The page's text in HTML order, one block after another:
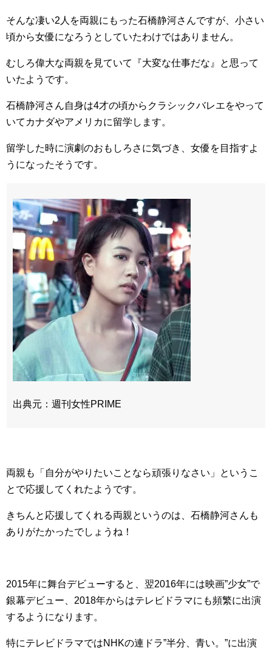
そんな凄い2人を両親にもった石橋静河さんですが、小さい
頃から女優になろうとしていたわけではありません。
むしろ偉大な両親を見ていて『大変な仕事だな』と思って
いたようです。
石橋静河さん自身は4才の頃からクラシックバレエをやって
いてカナダやアメリカに留学します。
留学した時に演劇のおもしろさに気づき、女優を目指すよ
うになったそうです。
出典元：週刊女性PRIME
両親も「自分がやりたいことなら頑張りなさい」というこ
とで応援してくれたようです。
きちんと応援してくれる両親というのは、石橋静河さんも
ありがたかったでしょうね！
2015年に舞台デビューすると、翌2016年には映画”少女”で
銀幕デビュー、2018年からはテレビドラマにも頻繁に出演
するようになります。
特にテレビドラマではNHKの連ドラ”半分、青い。”に出演